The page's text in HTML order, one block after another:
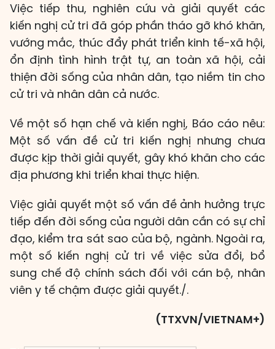
Việc tiếp thu, nghiên cứu và giải quyết các
kiến nghị cử tri đã góp phần tháo gỡ khó khăn,
vướng mắc, thúc đẩy phát triển kinh tế-xã hội,
ổn định tình hình trật tự, an toàn xã hội, cải
thiện đời sống của nhân dân, tạo niềm tin cho
cử tri và nhân dân cả nước.
Về một số hạn chế và kiến nghị, Báo cáo nêu:
Một số vấn đề cử tri kiến nghị nhưng chưa
được kịp thời giải quyết, gây khó khăn cho các
địa phương khi triển khai thực hiện.
Việc giải quyết một số vấn đề ảnh hưởng trực
tiếp đến đời sống của người dân cần có sự chỉ
đạo, kiểm tra sát sao của bộ, ngành. Ngoài ra,
một số kiến nghị cử tri về việc sửa đổi, bổ
sung chế độ chính sách đối với cán bộ, nhân
viên y tế chậm được giải quyết./.
(TTXVN/VIETNAM+)